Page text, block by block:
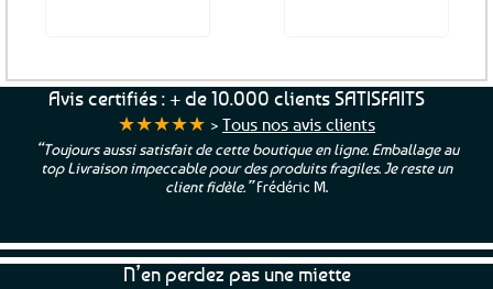
Avis certifiés : + de 10.000 clients SATISFAITS
★★★★★ > Tous nos avis clients
“Toujours aussi satisfait de cette boutique en ligne. Emballage au
top Livraison impeccable pour des produits fragiles. Je reste un
client fidèle.”Frédéric M.
N’en perdez pas une miette